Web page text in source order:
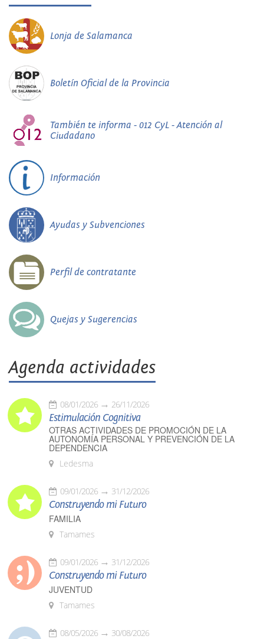
Lonja de Salamanca
Boletín Oficial de la Provincia
También te informa - 012 CyL - Atención al
Ciudadano
Información
Ayudas y Subvenciones
Perfil de contratante
Quejas y Sugerencias
Agenda actividades
08/01/2026 26/11/2026
Estimulación Cognitiva
OTRAS ACTIVIDADES DE PROMOCIÓN DE LA
AUTONOMÍA PERSONAL Y PREVENCIÓN DE LA
DEPENDENCIA
Ledesma
09/01/2026 31/12/2026
Construyendo mi Futuro
FAMILIA
Tamames
09/01/2026 31/12/2026
Construyendo mi Futuro
JUVENTUD
Tamames
08/05/2026 30/08/2026